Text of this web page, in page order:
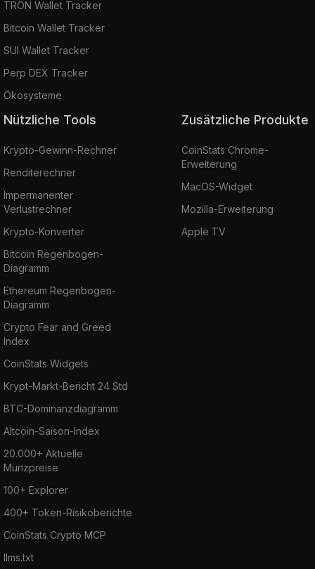
TRON Wallet Tracker
Bitcoin Wallet Tracker
SUI Wallet Tracker
Perp DEX Tracker
Ökosysteme
Nützliche Tools
Krypto-Gewinn-Rechner
Renditerechner
Impermanenter
Verlustrechner
Krypto-Konverter
Bitcoin Regenbogen-
Diagramm
Ethereum Regenbogen-
Diagramm
Crypto Fear and Greed
Index
CoinStats Widgets
Krypt-Markt-Bericht 24 Std
BTC-Dominanzdiagramm
Altcoin-Saison-Index
20.000+ Aktuelle
Münzpreise
100+ Explorer
400+ Token-Risikoberichte
CoinStats Crypto MCP
llms.txt
Zusätzliche Produkte
CoinStats Chrome-
Erweiterung
MacOS-Widget
Mozilla-Erweiterung
Apple TV